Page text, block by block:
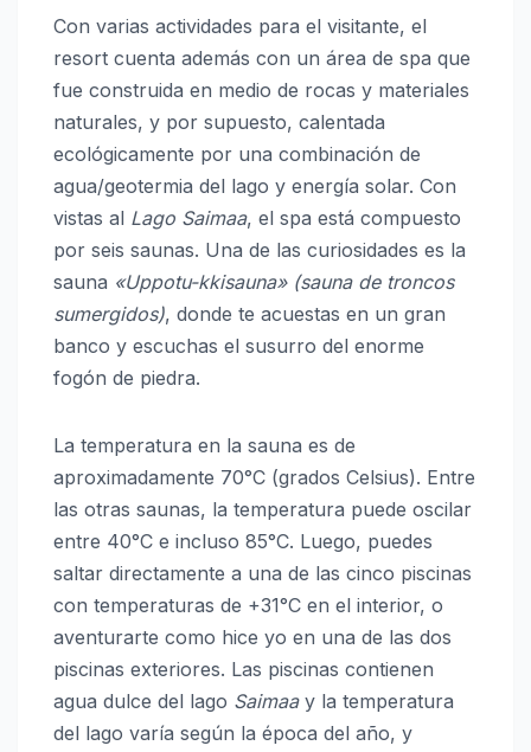
Con varias actividades para el visitante, el
resort cuenta además con un área de spa que
fue construida en medio de rocas y materiales
naturales, y por supuesto, calentada
ecológicamente por una combinación de
agua/geotermia del lago y energía solar. Con
vistas al Lago Saimaa, el spa está compuesto
por seis saunas. Una de las curiosidades es la
sauna «Uppotu-kkisauna» (sauna de troncos
sumergidos), donde te acuestas en un gran
banco y escuchas el susurro del enorme
fogón de piedra.
La temperatura en la sauna es de
aproximadamente 70°C (grados Celsius). Entre
las otras saunas, la temperatura puede oscilar
entre 40°C e incluso 85°C. Luego, puedes
saltar directamente a una de las cinco piscinas
con temperaturas de +31°C en el interior, o
aventurarte como hice yo en una de las dos
piscinas exteriores. Las piscinas contienen
agua dulce del lago Saimaa y la temperatura
del lago varía según la época del año, y